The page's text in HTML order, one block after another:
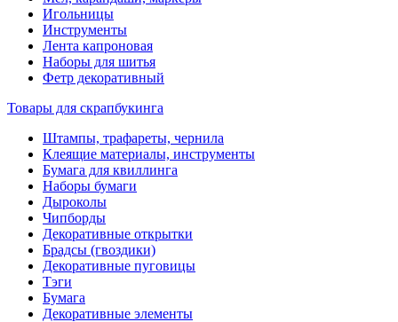
Игольницы
Инструменты
Лента капроновая
Наборы для шитья
Фетр декоративный
Товары для скрапбукинга
Штампы, трафареты, чернила
Клеящие материалы, инструменты
Бумага для квиллинга
Наборы бумаги
Дыроколы
Чипборды
Декоративные открытки
Брадсы (гвоздики)
Декоративные пуговицы
Тэги
Бумага
Декоративные элементы